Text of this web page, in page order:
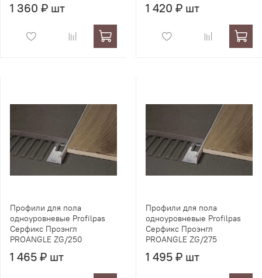
1 360 ₽ шт 1 420 ₽ шт
Профили для пола
одноуровневые Profilpas
Серфикс Проэнгл
PROANGLE ZG/250
1 465 ₽ шт
Профили для пола
одноуровневые Profilpas
Серфикс Проэнгл
PROANGLE ZG/275
1 495 ₽ шт